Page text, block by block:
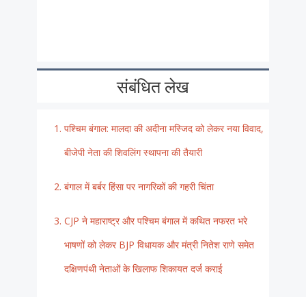
संबंधित लेख
पश्चिम बंगाल: मालदा की अदीना मस्जिद को लेकर नया विवाद,
बीजेपी नेता की शिवलिंग स्थापना की तैयारी
बंगाल में बर्बर हिंसा पर नागरिकों की गहरी चिंता
CJP ने महाराष्ट्र और पश्चिम बंगाल में कथित नफरत भरे
भाषणों को लेकर BJP विधायक और मंत्री नितेश राणे समेत
दक्षिणपंथी नेताओं के खिलाफ शिकायत दर्ज कराई